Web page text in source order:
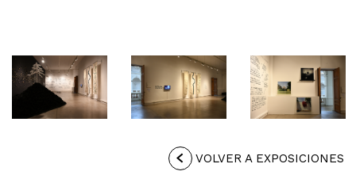
VOLVER A EXPOSICIONES